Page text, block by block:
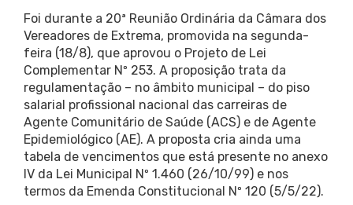
Foi durante a 20ª Reunião Ordinária da Câmara dos
Vereadores de Extrema, promovida na segunda-
feira (18/8), que aprovou o Projeto de Lei
Complementar Nº 253. A proposição trata da
regulamentação – no âmbito municipal – do piso
salarial profissional nacional das carreiras de
Agente Comunitário de Saúde (ACS) e de Agente
Epidemiológico (AE). A proposta cria ainda uma
tabela de vencimentos que está presente no anexo
IV da Lei Municipal Nº 1.460 (26/10/99) e nos
termos da Emenda Constitucional Nº 120 (5/5/22).